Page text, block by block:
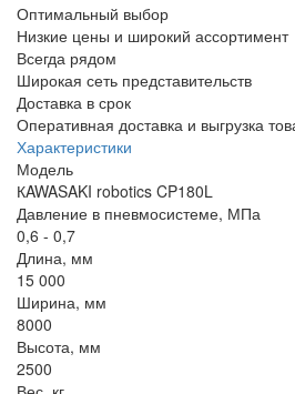
Оптимальный выбор
Низкие цены и широкий ассортимент
Всегда рядом
Широкая сеть представительств
Доставка в срок
Оперативная доставка и выгрузка
Характеристики
Модель
КAWASAKI robotics CP180L
Давление в пневмосистеме, МПа
0,6 - 0,7
Длина, мм
15 000
Ширина, мм
8000
Высота, мм
2500